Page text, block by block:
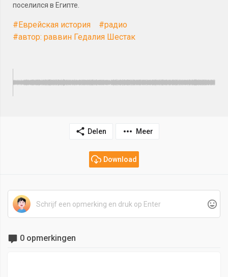
поселился в Египте.
#Еврейская история
#радио
#автор: раввин Гедалия Шестак
Delen Meer
Download
0 opmerkingen